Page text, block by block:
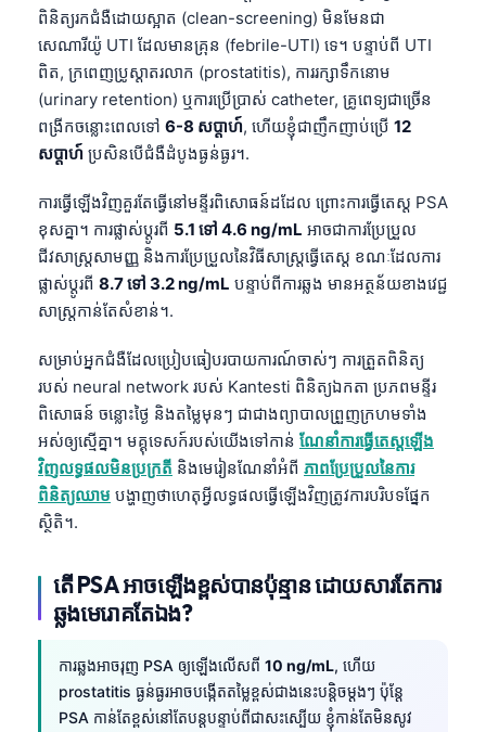
ពិនិត្យរកជំងឺដោយស្អាត (clean-screening) មិនមែនជា
សេណារីយ៉ូ UTI ដែលមានគ្រុន (febrile-UTI) ទេ។ បន្ទាប់ពី UTI
ពិត, ក្រពេញប្រូស្តាតរលាក (prostatitis), ការរក្សាទឹកនោម
(urinary retention) ឬការប្រើប្រាស់ catheter, គ្រូពេទ្យជាច្រើន
ពង្រីកចន្លោះពេលទៅ 6-8 សប្តាហ៍, ហើយខ្ញុំជាញឹកញាប់ប្រើ 12
សប្តាហ៍ ប្រសិនបើជំងឺដំបូងធ្ងន់ធ្ងរ។.
ការធ្វើឡើងវិញគួរតែធ្វើនៅមន្ទីរពិសោធន៍ដដែល ព្រោះការធ្វើតេស្ត PSA
ខុសគ្នា។ ការផ្លាស់ប្តូរពី 5.1 ទៅ 4.6 ng/mL អាចជាការប្រែប្រួល
ជីវសាស្ត្រសាមញ្ញ និងការប្រែប្រួលនៃវិធីសាស្ត្រធ្វើតេស្ត ខណៈដែលការ
ផ្លាស់ប្តូរពី 8.7 ទៅ 3.2 ng/mL បន្ទាប់ពីការឆ្លង មានអត្ថន័យខាងវេជ្ជ
សាស្ត្រកាន់តែសំខាន់។.
សម្រាប់អ្នកជំងឺដែលប្រៀបធៀបរបាយការណ៍ចាស់ៗ ការត្រួតពិនិត្យ
របស់ neural network របស់ Kantesti ពិនិត្យឯកតា ប្រភពមន្ទីរ
ពិសោធន៍ ចន្លោះថ្ងៃ និងតម្លៃមុនៗ ជាជាងព្យាបាលព្រួញក្រហមទាំង
អស់ឲ្យស្មើគ្នា។ មគ្គុទេសក៍របស់យើងទៅកាន់ ណែនាំការធ្វើតេស្តឡើង
វិញលទ្ធផលមិនប្រក្រតី និងមេរៀនណែនាំអំពី ភាពប្រែប្រួលនៃការ
ពិនិត្យឈាម បង្ហាញថាហេតុអ្វីលទ្ធផលធ្វើឡើងវិញត្រូវការបរិបទផ្នែក
ស្ថិតិ។.
តើ PSA អាចឡើងខ្ពស់បានប៉ុន្មាន ដោយសារតែការ
ឆ្លងមេរោគតែឯង?
ការឆ្លងអាចរុញ PSA ឲ្យឡើងលើសពី 10 ng/mL, ហើយ
prostatitis ធ្ងន់ធ្ងរអាចបង្កើតតម្លៃខ្ពស់ជាងនេះបន្តិចម្ដងៗ ប៉ុន្តែ
PSA កាន់តែខ្ពស់នៅតែបន្តបន្ទាប់ពីជាសះស្បើយ ខ្ញុំកាន់តែមិនសូវ